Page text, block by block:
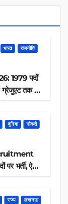
भारत राजनीति
1979 पदों
ग्रेजुएट तक करें
दुनिया नौकरी
पर भर्ती, ऐसे
राज्य लखनऊ